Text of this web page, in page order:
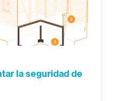
la seguridad de